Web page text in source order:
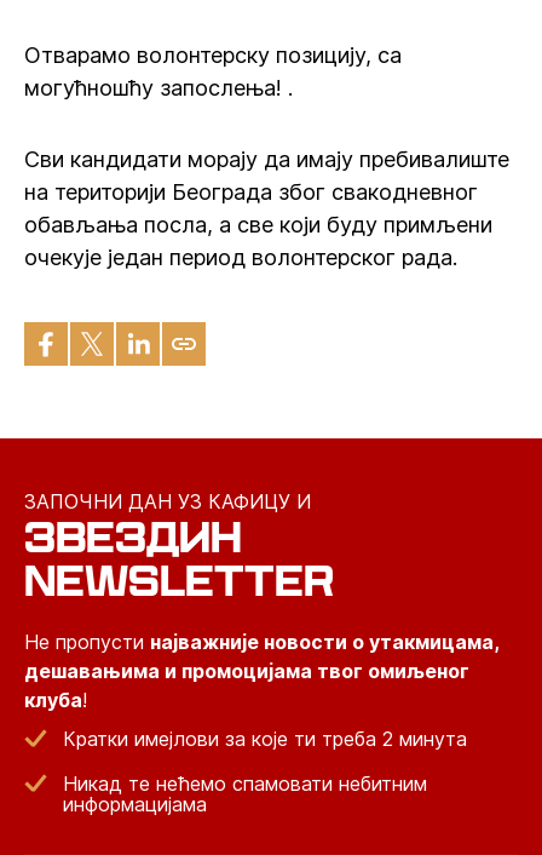
Отварамо волонтерску позицију, са
могућношћу запослења! .
Сви кандидати морају да имају пребивалиште
на територији Београда због свакодневног
обављања посла, а све који буду примљени
очекује један период волонтерског рада.
ЗАПОЧНИ ДАН УЗ КАФИЦУ И
ЗВЕЗДИН
NEWSLETTER
Не пропусти најважније новости о утакмицама,
дешавањима и промоцијама твог омиљеног
клуба!
Кратки имејлови за које ти треба 2 минута
Никад те нећемо спамовати небитним
информацијама